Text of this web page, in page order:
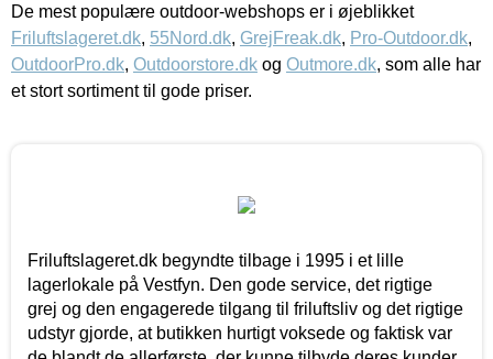
De mest populære outdoor-webshops er i øjeblikket
Friluftslageret.dk, 55Nord.dk, GrejFreak.dk, Pro-Outdoor.dk,
OutdoorPro.dk, Outdoorstore.dk og Outmore.dk, som alle har
et stort sortiment til gode priser.
Friluftslageret.dk begyndte tilbage i 1995 i et lille
lagerlokale på Vestfyn. Den gode service, det rigtige
grej og den engagerede tilgang til friluftsliv og det rigtige
udstyr gjorde, at butikken hurtigt voksede og faktisk var